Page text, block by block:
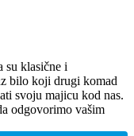
su klasične i
bilo koji drugi komad
svoju majicu kod nas.
odgovorimo vašim